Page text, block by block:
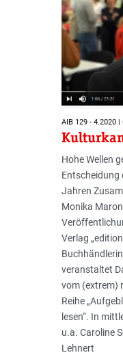
AIB 129 - 4.2020 |
Hohe Wellen
Entscheidung
Jahren
Monika
Verlag
veranstaltet
vom (extrem)
Reihe
lesen“. In
u.a. Caroline
Lehnert